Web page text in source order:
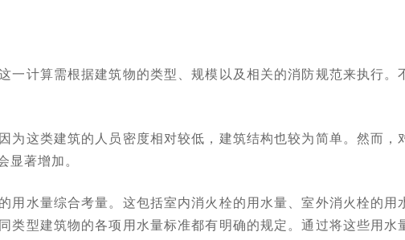
一计算需根据建筑物的类型、规模以及相关的消防规范来执行
为这类建筑的人员密度相对较低，建筑结构也较为简单。然而
显著增加。
用水量综合考量。这包括室内消火栓的用水量、室外消火栓的
类型建筑物的各项用水量标准都有明确的规定。通过将这些用水